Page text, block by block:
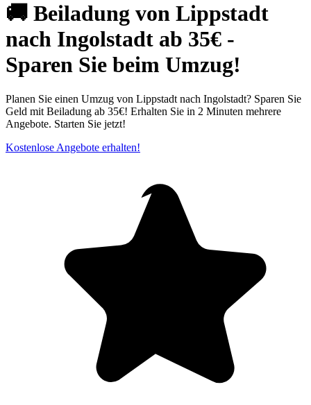
🚚 Beiladung von Lippstadt
nach Ingolstadt ab 35€ -
Sparen Sie beim Umzug!
Planen Sie einen Umzug von Lippstadt nach Ingolstadt? Sparen Sie
Geld mit Beiladung ab 35€! Erhalten Sie in 2 Minuten mehrere
Angebote. Starten Sie jetzt!
Kostenlose Angebote erhalten!